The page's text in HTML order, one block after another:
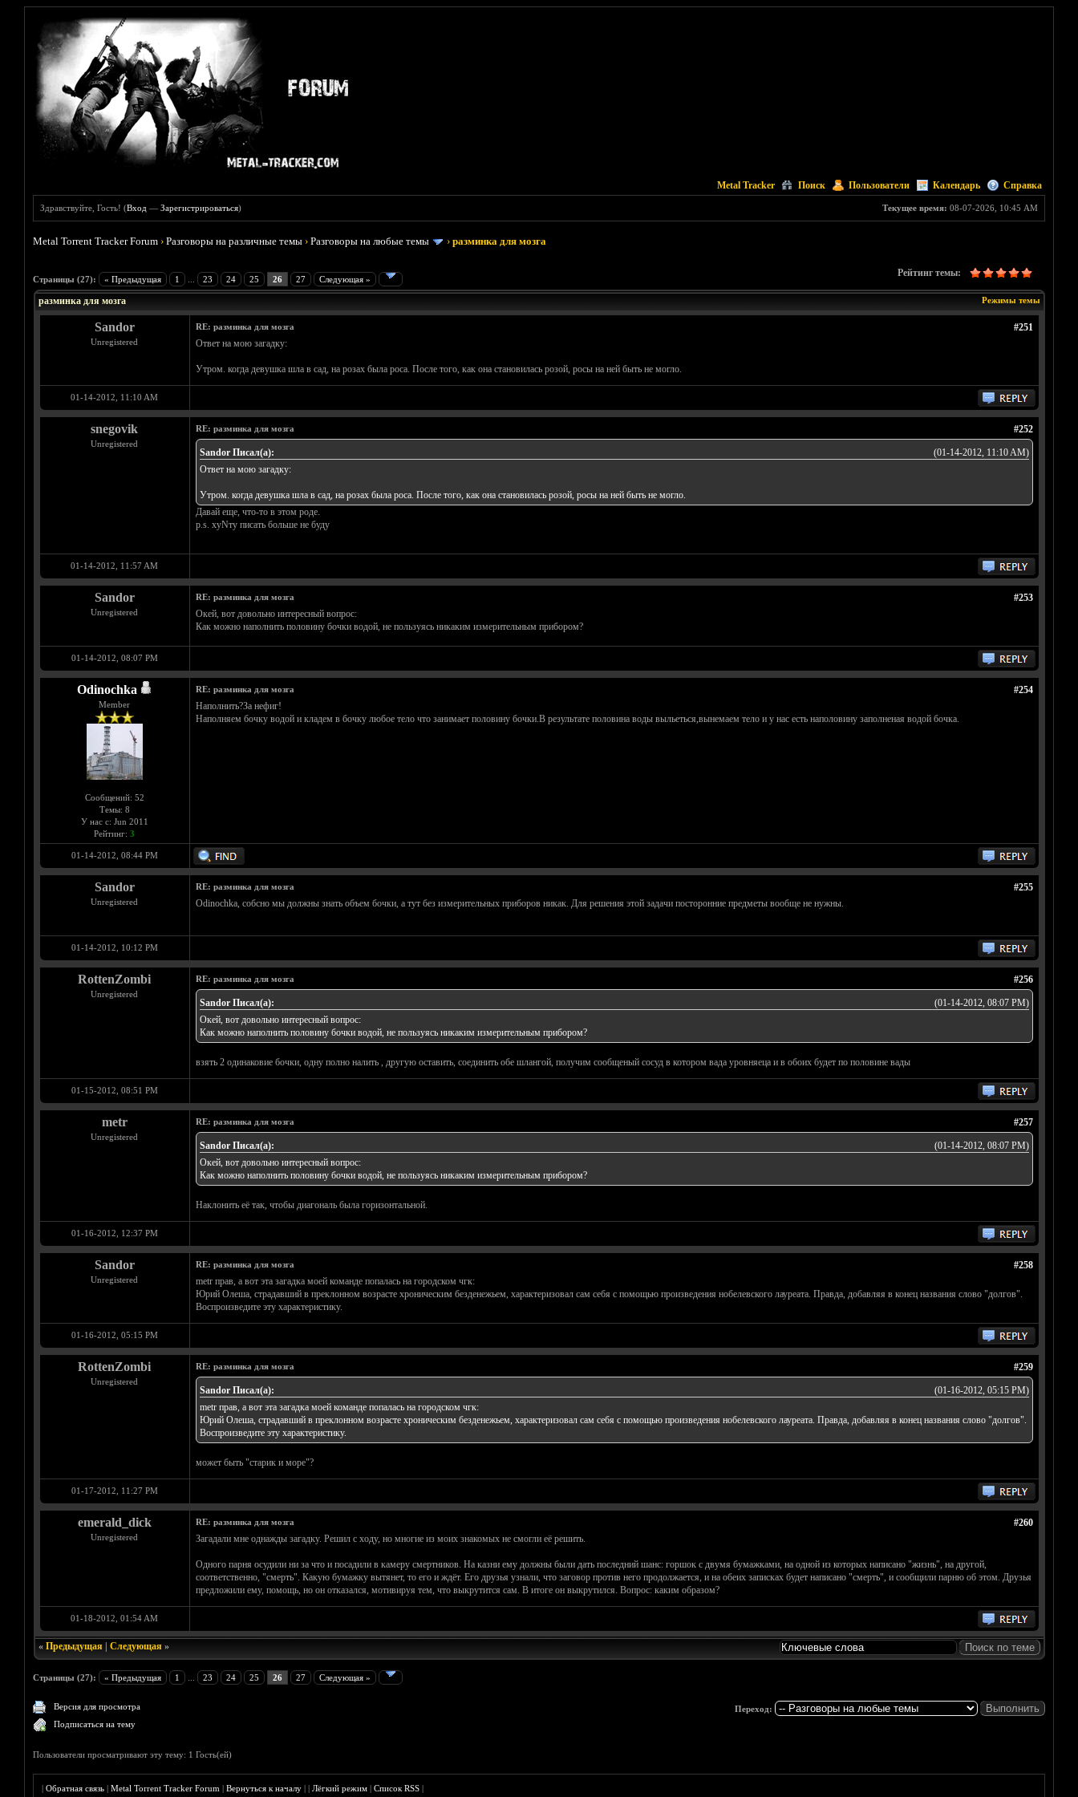
Metal Tracker Поиск Пользователи Календарь Справка
Текущее время: 08-07-2026, 10:45 AM
Здравствуйте, Гость! (Вход —Зарегистрироваться)
Metal Torrent Tracker Forum ›Разговоры на различные темы ›Разговоры на любые темы ›разминка для мозга
Страницы (27): « Предыдущая 1 23 24 25 26 27 Следующая »
Рейтинг темы:
Голосов: 5 - Средняя оценка: 5
1
2
3
4
5
Режимы темы
разминка для мозга
Sandor
Unregistered
#251
RE: разминка для мозга
Ответ на мою загадку:
Утром. когда девушка шла в сад, на розах была роса. После того, как она становилась розой, росы на ней быть не могло.
01-14-2012, 11:10 AM
snegovik
Unregistered
#252
RE: разминка для мозга
(01-14-2012, 11:10 AM)
Sandor Писал(а):
Ответ на мою загадку:
Утром. когда девушка шла в сад, на розах была роса. После того, как она становилась розой, росы на ней быть не могло.
Давай еще, что-то в этом роде.
p.s. хуNту писать больше не буду
01-14-2012, 11:57 AM
Sandor
Unregistered
#253
RE: разминка для мозга
Окей, вот довольно интересный вопрос:
Как можно наполнить половину бочки водой, не пользуясь никаким измерительным прибором?
01-14-2012, 08:07 PM
Odinochka
Member
Сообщений: 52
Темы: 8
У нас с: Jun 2011
Рейтинг: 3
#254
RE: разминка для мозга
Наполнить?За нефиг!
Наполняем бочку водой и кладем в бочку любое тело что занимает половину бочки.В результате половина воды выльеться,вынемаем тело и у нас есть наполовину заполненая водой бочка.
01-14-2012, 08:44 PM
Sandor
Unregistered
#255
RE: разминка для мозга
Odinochka, собсно мы должны знать объем бочки, а тут без измерительных приборов никак. Для решения этой задачи посторонние предметы вообще не нужны.
01-14-2012, 10:12 PM
RottenZombi
Unregistered
#256
RE: разминка для мозга
(01-14-2012, 08:07 PM)
Sandor Писал(а):
Окей, вот довольно интересный вопрос:
Как можно наполнить половину бочки водой, не пользуясь никаким измерительным прибором?
взять 2 одинаковие бочки, одну полно налить , другую оставить, соединить обе шлангой, получим сообщеный сосуд в котором вада уровняеца и в обоих будет по половине вады
01-15-2012, 08:51 PM
metr
Unregistered
#257
RE: разминка для мозга
(01-14-2012, 08:07 PM)
Sandor Писал(а):
Окей, вот довольно интересный вопрос:
Как можно наполнить половину бочки водой, не пользуясь никаким измерительным прибором?
Наклонить её так, чтобы диагональ была горизонтальной.
01-16-2012, 12:37 PM
Sandor
Unregistered
#258
RE: разминка для мозга
metr прав, а вот эта загадка моей команде попалась на городском чгк:
Юрий Олеша, страдавший в преклонном возрасте хроническим безденежьем, характеризовал сам себя с помощью произведения нобелевского лауреата. Правда, добавляя в конец названия слово "долгов".
Воспроизведите эту характеристику.
01-16-2012, 05:15 PM
RottenZombi
Unregistered
#259
RE: разминка для мозга
(01-16-2012, 05:15 PM)
Sandor Писал(а):
metr прав, а вот эта загадка моей команде попалась на городском чгк:
Юрий Олеша, страдавший в преклонном возрасте хроническим безденежьем, характеризовал сам себя с помощью произведения нобелевского лауреата. Правда, добавляя в конец названия слово "долгов".
Воспроизведите эту характеристику.
может быть "старик и море"?
01-17-2012, 11:27 PM
emerald_dick
Unregistered
#260
RE: разминка для мозга
Загадали мне однажды загадку. Решил с ходу, но многие из моих знакомых не смогли её решить.
Одного парня осудили ни за что и посадили в камеру смертников. На казни ему должны были дать последний шанс: горшок с двумя бумажками, на одной из которых написано "жизнь", на другой,
соответственно, "смерть". Какую бумажку вытянет, то его и ждёт. Его друзья узнали, что заговор против него продолжается, и на обеих записках будет написано "смерть", и сообщили парню об этом. Друзья
предложили ему, помощь, но он отказался, мотивируя тем, что выкрутится сам. В итоге он выкрутился. Вопрос: каким образом?
01-18-2012, 01:54 AM
« Предыдущая| Следующая»
Страницы (27): « Предыдущая 1 23 24 25 26 27 Следующая »
Версия для просмотра
Подписаться на тему
Переход:
Пользователи просматривают эту тему: 1 Гость(ей)
|Обратная связь |Metal Torrent Tracker Forum |Вернуться к началу ||Лёгкий режим |Список RSS |